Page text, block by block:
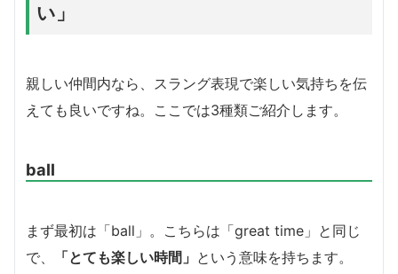
い」
親しい仲間内なら、スラング表現で楽しい気持ちを伝
えても良いですね。ここでは3種類ご紹介します。
ball
まず最初は「ball」。こちらは「great time」と同じ
で、
「とても楽しい時間」 という意味を持ちます。